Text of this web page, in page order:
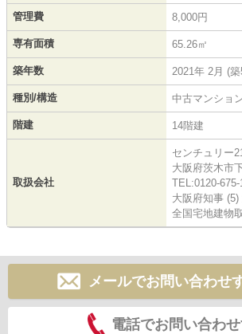
管理費 8,000円
専有面積 65.26㎡
築年数 2021年 2月 (
種別/構造 中古マンショ
階建 14階建
取扱会社
センチュリー
大阪府茨木市
TEL:0120-675-
大阪府知事 (5)
全国宅地建物
メールでお問い合わせ
電話でお問い合わ